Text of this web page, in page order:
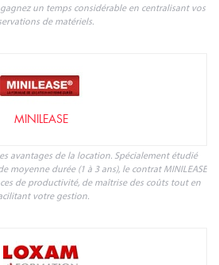
un temps considérable en centralisant vos
de matériels.
MINILEASE
avantages de la location. Spécialement étudié
moyenne durée (1 à 3 ans), le contrat MINILEASE
de productivité, de maîtrise des coûts tout en
votre gestion.